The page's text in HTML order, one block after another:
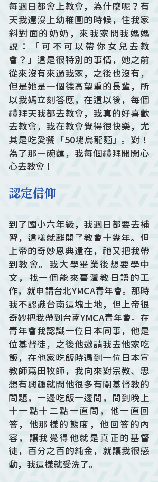
每週日都會上教會，為什麼呢？有
天我還沒上幼稚園的時候，住我家
斜對面的奶奶，來我家問我媽媽
說：「可不可以帶你女兒去教
會？」這是很特別的事情，她之前
從來沒有來過我家，之後也沒有，
但是她是一個德高望重的長輩，所
以我媽立刻答應，在這以後，每個
禮拜天我都去教會，我真的好喜歡
去教會，我在教會覺得很快樂，尤
其是吃愛餐「50塊烏龍麵」。對！
為了那一碗麵，我每個禮拜開開心
心去教會！
認定信仰
到了國小六年級，我週日都要去補
習，這樣就離開了教會十幾年。但
上帝的奇妙恩典還在，祂又把我帶
到教會。我大學畢業後想要學中
文，找一個能來臺灣教日語的工
作，就申請台北YMCA青年會。那時
我不認識台南這塊土地，但上帝很
奇妙把我帶到台南YMCA青年會。在
青年會我認識一位日本同事，他是
位基督徒，之後他邀請我去他家吃
飯，在他家吃飯時遇到一位日本宣
教師蔦田牧師，我向來對宗教、思
想有興趣就問他很多有關基督教的
問題，一邊吃飯一邊問，問到晚上
十一點十二點一直問，他一直回
答，他那樣的態度，他回答的內
容，讓我覺得他就是真正的基督
徒，百分之百的純金，就讓我很感
動，我這樣就受洗了。